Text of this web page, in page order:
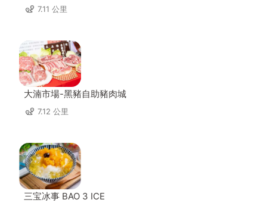
7.11 公里
大湳市場-黑豬自助豬肉城
7.12 公里
三宝冰事 BAO 3 ICE